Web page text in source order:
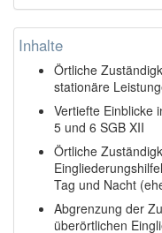
Inhalte
Örtliche
stationäre
Vertiefte Einblicke
5 und 6 SGB XII
Örtliche
Tag und Nacht
Abgrenzung der
überörtlichen